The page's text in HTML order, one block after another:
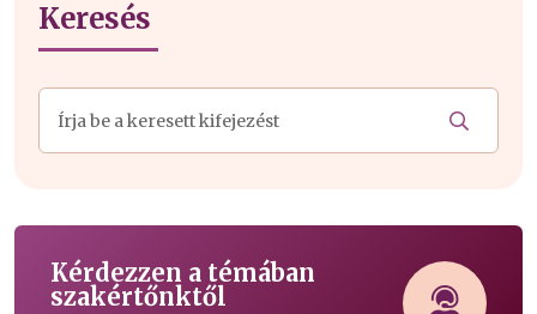
Keresés
Kérdezzen a témában
szakértőnktől